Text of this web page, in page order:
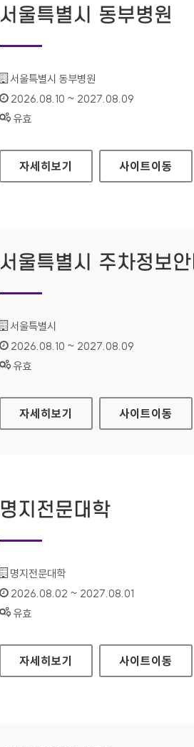
서울특별시 동부병원
기관명 :
서울특별시 동부병원
인증기간 :
2026.08.10 ~ 2027.08.09
상태 :
유효
서울특별시 동부병원
자세히보기 사이트이동
서울특별시 주차정보
기관명 :
서울특별시
인증기간 :
2026.08.10 ~ 2027.08.09
상태 :
유효
서울특별시 주차정보안내시스템
자세히보기 사이트이동
명지전문대학
기관명 :
명지전문대학
인증기간 :
2026.08.02 ~ 2027.08.01
상태 :
유효
명지전문대학
자세히보기 사이트이동